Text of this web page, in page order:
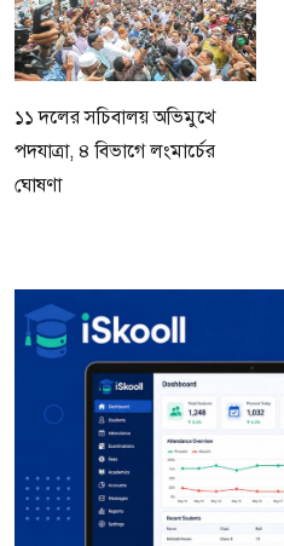
১১ দলের সচিবালয় অভিমুখে
পদযাত্রা, ৪ বিভাগে লংমার্চের
ঘোষণা